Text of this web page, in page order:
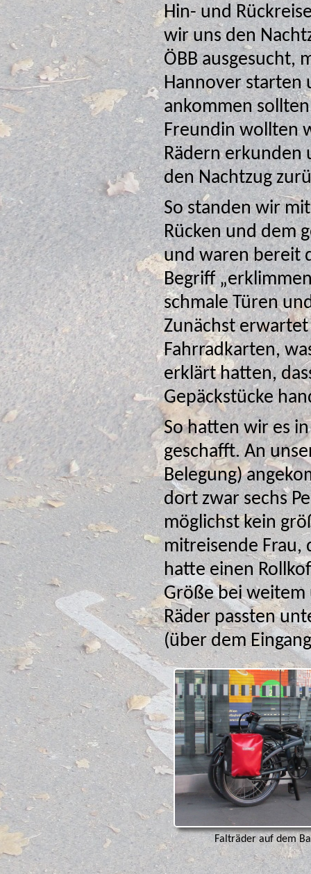
Hin- und
wir uns den
ÖBB ausgesucht,
Hannover starten
ankommen
Freundin wollten wir dann
Rädern erkunden
So standen wir
Rücken und dem gefalteten
und waren bereit
Begriff „erklimmen“ wörtlich zu nehmen ist, da unser Zug
schmale Türen und
Zunächst
Fahrradkarten, was sich aber erledigte nachdem
erklärt hatten,
Gepäckstücke
So hatten wir es
geschafft. An unserem
Belegung)
dort zwar sechs Personen liegen können, diese aber
möglichst kein größeres
mitreisende Frau,
hatte einen Rollkoffer dabei, der unsere Falträder an
Größe bei weitem
Räder passten
(über dem
Falträder auf dem